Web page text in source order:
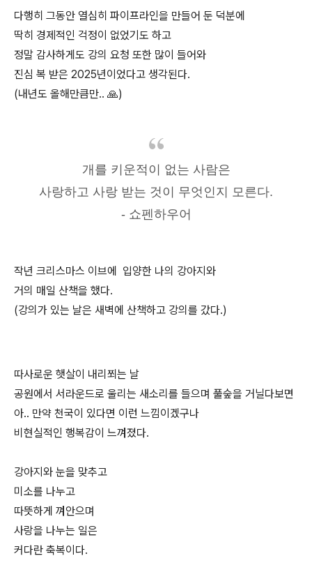
다행히 그동안 열심히 파이프라인을 만들어 둔 덕분에
딱히 경제적인 걱정이 없었기도 하고
정말 감사하게도 강의 요청 또한 많이 들어와
진심 복 받은 2025년이었다고 생각된다.
(내년도 올해만큼만.. 🙏)
개를 키운적이 없는 사람은
사랑하고 사랑 받는 것이 무엇인지 모른다.
- 쇼펜하우어
작년 크리스마스 이브에 입양한 나의 강아지와
거의 매일 산책을 했다.
(강의가 있는 날은 새벽에 산책하고 강의를 갔다.)
따사로운 햇살이 내리쬐는 날
공원에서 서라운드로 울리는 새소리를 들으며 풀숲을 거닐다보면
아.. 만약 천국이 있다면 이런 느낌이겠구나
비현실적인 행복감이 느껴졌다.
강아지와 눈을 맞추고
미소를 나누고
따뜻하게 껴안으며
사랑을 나누는 일은
커다란 축복이다.